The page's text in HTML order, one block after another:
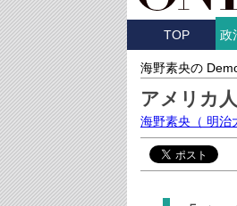
TOP 政
海野素央の
アメリカ
海野素央 （ 明